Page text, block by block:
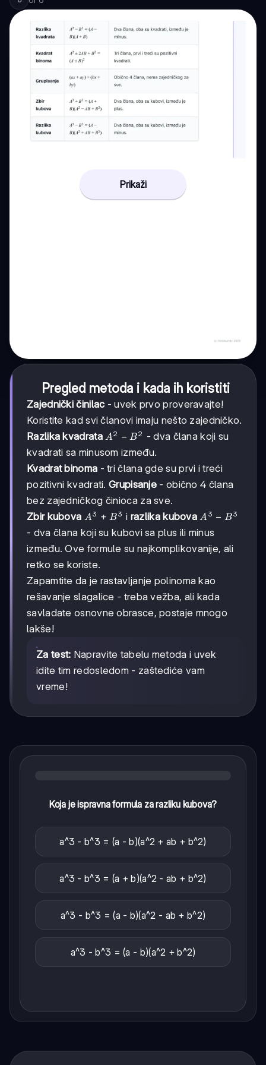
Prikaži
Pregled metoda i kada ih koristiti
Zajednički činilac - uvek prvo proveravajte!
Koristite kad svi članovi imaju nešto zajedničko.
Razlika kvadrata A²
-
B²
A2 − B2 - dva člana koji su
kvadrati sa minusom između.
Kvadrat binoma - tri člana gde su prvi i treći
pozitivni kvadrati.Grupisanje - obično 4 člana
bez zajedničkog činioca za sve.
Zbir kubova A³
+
B³
A3 + B3 i razlika kubova A³
-
B³
A3 − B3
- dva člana koji su kubovi sa plus ili minus
između. Ove formule su najkomplikovanije, ali
retko se koriste.
Zapamtite da je rastavljanje polinoma kao
rešavanje slagalice - treba vežba, ali kada
savladate osnovne obrasce, postaje mnogo
lakše!
Za test: Napravite tabelu metoda i uvek
idite tim redosledom - zaštediće vam
vreme!
Koja je ispravna formula za razliku kubova?
a^3 - b^3 = (a - b)(a^2 + ab + b^2)
a^3 - b^3 = (a + b)(a^2 - ab + b^2)
a^3 - b^3 = (a - b)(a^2 - ab + b^2)
a^3 - b^3 = (a - b)(a^2 + b^2)